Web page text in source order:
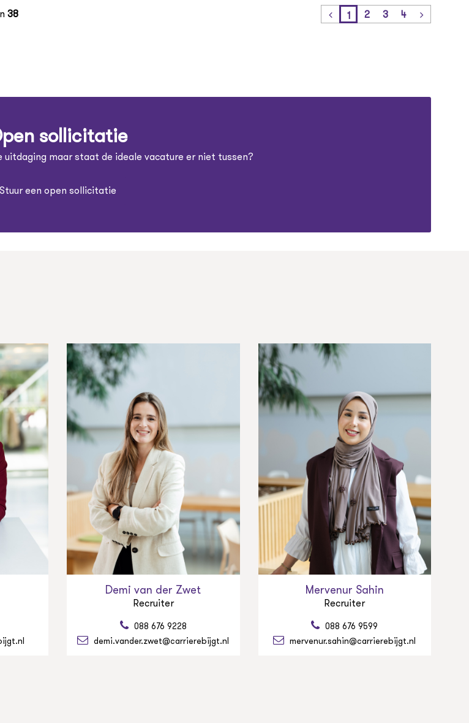
38 1 2 3 4
sollicitatie
uitdaging maar staat de ideale vacature er niet tussen?
Stuur een open sollicitatie
Demi van der Zwet
Recruiter
088 676 9228
demi.vander.zwet@carrierebijgt.nl
Mervenur Sahin
Recruiter
088 676 9599
mervenur.sahin@carrierebijgt.nl